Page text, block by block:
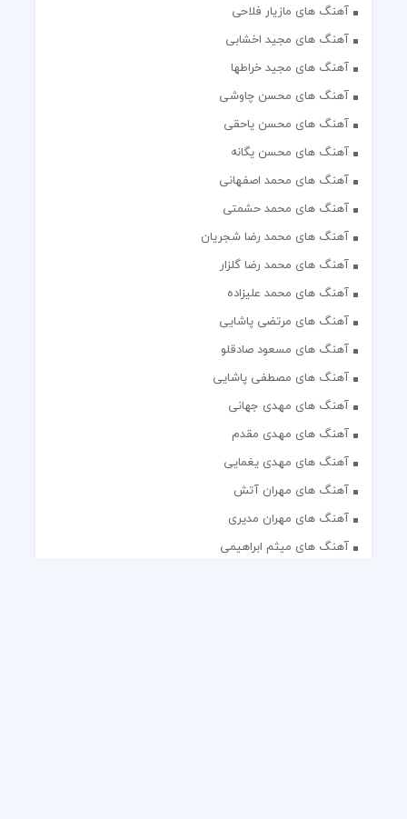
آهنگ های مازیار فلاحی
آهنگ های مجید اخشابی
آهنگ های مجید خراطها
آهنگ های محسن چاوشی
آهنگ های محسن یاحقی
آهنگ های محسن یگانه
آهنگ های محمد اصفهانی
آهنگ های محمد حشمتی
آهنگ های محمد رضا شجریان
آهنگ های محمد رضا گلزار
آهنگ های محمد علیزاده
آهنگ های مرتضی پاشایی
آهنگ های مسعود صادقلو
آهنگ های مصطفی پاشایی
آهنگ های مهدی جهانی
آهنگ های مهدی مقدم
آهنگ های مهدی یغمایی
آهنگ های مهران آتش
آهنگ های مهران مدیری
آهنگ های میثم ابراهیمی